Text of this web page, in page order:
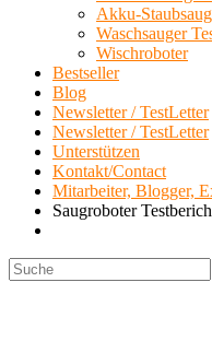
Akku-
Waschsauger
Wischroboter
Bestseller
Blog
Newsletter / TestLetter
Newsletter / TestLetter
Unterstützen
Kontakt/Contact
Mitarbeiter, Blogger,
Saugroboter